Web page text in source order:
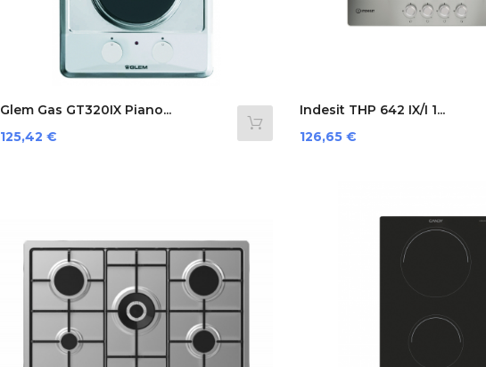
Glem Gas GT320IX Piano...
Prezzo
125,42 €
Indesit THP 642 IX/I 1...
Prezzo
126,65 €